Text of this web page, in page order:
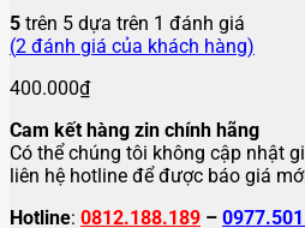
5 trên 5 dựa trên 1 đánh giá
(2 đánh giá của khách hàng)
400.000₫
Cam kết hàng zin chính hãng
Có thể chúng tôi không cập nhật
liên hệ hotline để được báo giá
Hotline: 0812.188.189 –